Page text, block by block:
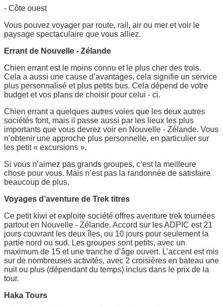
- Côte ouest
Vous pouvez voyager par route, rail, air ou mer et voir le
paysage spectaculaire que vous alliez.
Errant de Nouvelle - Zélande
Chien errant est le moins connu et le plus cher des trois.
Cela a aussi une cause d’avantages, cela signifie un service
plus personnalisé et plus petits bus. Cela dépend de votre
budget et vos plans de choisir pour celui - ci.
Chien errant a quelques autres voies que les deux autres
sociétés font, mais il passe aussi par les lieux les plus
importants que vous devrez voir en Nouvelle - Zélande. Vous
n’obtenir une approche plus personnelle, en particulier sur
les petit « excursions ».
Si vous n’aimez pas grands groupes, c’est la meilleure
chose pour vous. Mais n’est pas la randonnée de satisfaire
beaucoup de plus.
Voyages d’aventure de Trek titres
Ce petit kiwi et exploite société offres aventure trek tournées
partout en Nouvelle - Zélande. Accord sur les ADPIC est 21
jours couvrant les deux îles, ou 10 jours pour seulement la
partie nord ou sud. Les groupes sont petits, avec un
maximum de 15 et une tranche d’âge ouvert. L’accent est mis
sur de nombreuses activités, avec 2 croisières en bateau une
nuit ou plus (dépendant du temps) inclus dans le prix de la
tour.
Haka Tours